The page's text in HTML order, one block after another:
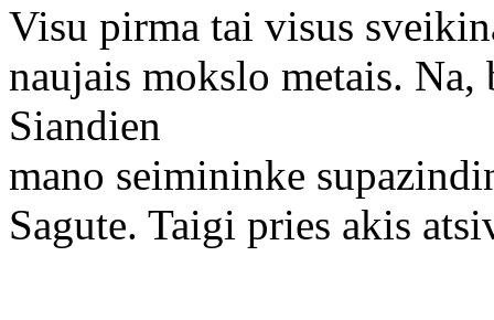
Visu pirma tai visus
naujais mokslo metais.
Siandien
mano seimininke
Sagute. Taigi pries akis